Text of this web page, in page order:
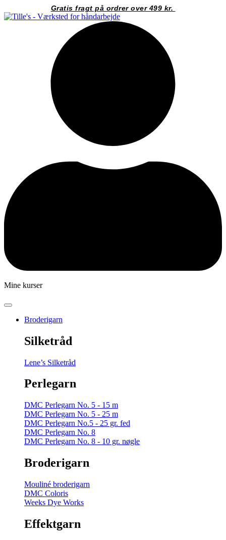
til
Gratis fragt på ordrer over 499 kr.
Mine kurser
Broderigarn
Silketråd
Lene’s Silketråd
Perlegarn
DMC Perlegarn No. 5 - 15 m
DMC Perlegarn No. 5 - 25 m
DMC Perlegarn No.5 - 25 gr. fed
DMC Perlegarn No. 8
DMC Perlegarn No. 8 - 10 gr. nøgle
Broderigarn
Mouliné broderigarn
DMC Coloris
Weeks Dye Works
Effektgarn